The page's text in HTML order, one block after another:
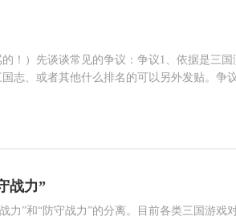
！）先谈谈常见的争议：争议1、依据是三国
志、或者其他什么排名的可以另外发贴。争
战力”
力”和“防守战力”的分离。目前各类三国游戏